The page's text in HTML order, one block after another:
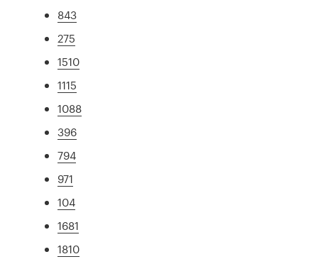
843
275
1510
1115
1088
396
794
971
104
1681
1810